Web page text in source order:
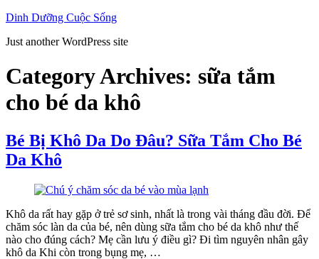
Skip
content
Dinh Dưỡng Cuộc Sống
Just another WordPress site
Category Archives: sữa tắm
cho bé da khô
Bé Bị Khô Da Do Đâu? Sữa Tắm Cho Bé
Da Khô
Khô da rất hay gặp ở trẻ sơ sinh, nhất là trong vài tháng đầu đời. Để
chăm sóc làn da của bé, nên dùng sữa tắm cho bé da khô như thế
nào cho đúng cách? Mẹ cần lưu ý điều gì? Đi tìm nguyên nhân gây
khô da Khi còn trong bụng mẹ, …